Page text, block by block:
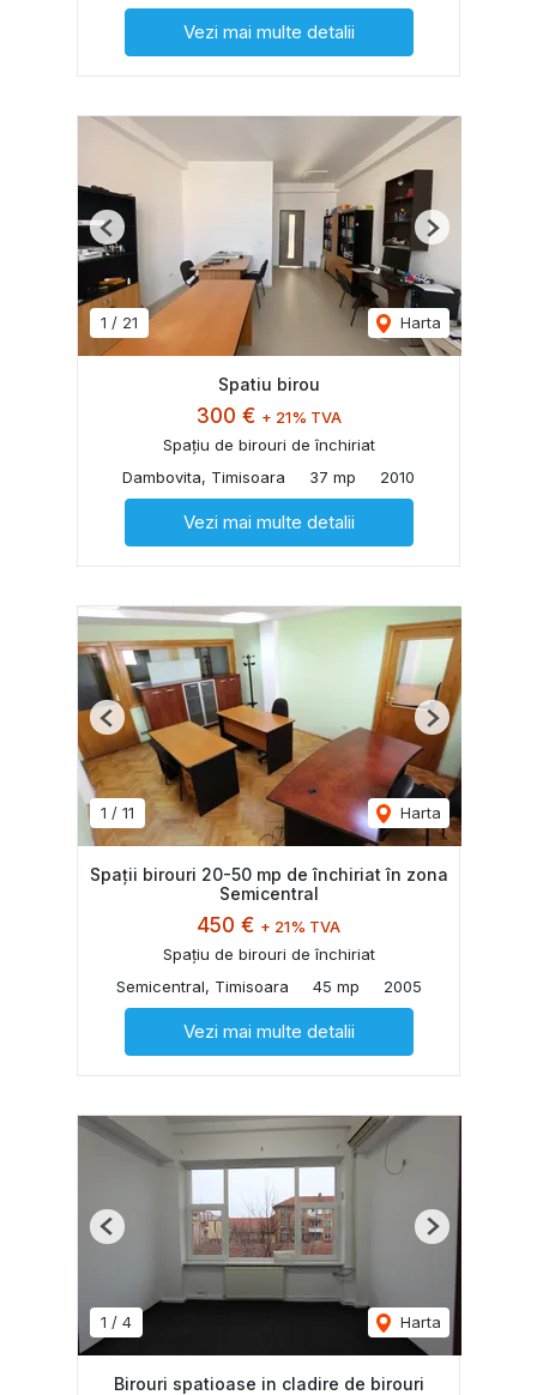
Vezi mai multe detalii
1 / 21 Harta
Previous Next
Spatiu birou
300 € + 21% TVA
Spațiu de birouri de închiriat
Dambovita, Timisoara
37 mp 2010
Vezi mai multe detalii
1 / 11 Harta
Previous Next
Spații birouri 20-50 mp de închiriat în zona
Semicentral
450 € + 21% TVA
Spațiu de birouri de închiriat
Semicentral, Timisoara
45 mp 2005
Vezi mai multe detalii
1 / 4 Harta
Previous Next
Birouri spatioase in cladire de birouri